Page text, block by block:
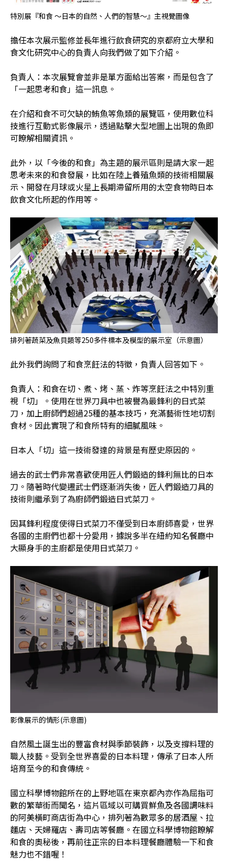
特別展『和食 ～日本的自然、人們的智慧～』主視覺圖像
擔任本次展示監修並長年進行飲食研究的京都府立大學和
食文化研究中心的負責人向我們做了如下介紹。
負責人：本次展覽會並非是單方面給出答案，而是包含了
「一起思考和食」這一訊息。
在介紹和食不可欠缺的鮪魚等魚類的展覽區，使用數位科
技進行互動式影像展示，透過點擊大型地圖上出現的魚即
可瞭解相關資訊。
此外，以「今後的和食」為主題的展示區則是請大家一起
思考未來的和食發展，比如在陸上養殖魚類的技術相關展
示、開發在月球或火星上長期滯留所用的太空食物時日本
飲食文化所起的作用等。
排列著蔬菜及魚貝類等250多件標本及模型的展示室（示意圖）
此外我們詢問了和食烹飪法的特徵，負責人回答如下。
負責人：和食在切、煮、烤、蒸、炸等烹飪法之中特別重
視「切」。使用在世界刀具中也被譽為最鋒利的日式菜
刀，加上廚師們超過25種的基本技巧，充滿藝術性地切割
食材。因此實現了和食所特有的細膩風味。
日本人「切」這一技術發達的背景是有歷史原因的。
過去的武士們非常喜歡使用匠人們鍛造的鋒利無比的日本
刀。隨著時代變遷武士們逐漸消失後，匠人們鍛造刀具的
技術則繼承到了為廚師們鍛造日式菜刀。
因其鋒利程度使得日式菜刀不僅受到日本廚師喜愛，世界
各國的主廚們也都十分愛用，據說多半在紐約知名餐廳中
大顯身手的主廚都是使用日式菜刀。
影像展示的情形(示意圖)
自然風土誕生出的豐富食材與季節裝飾，以及支撐料理的
職人技藝。受到全世界喜愛的日本料理，傳承了日本人所
培育至今的和食傳統。
國立科學博物館所在的上野地區在東京都內亦作為屈指可
數的繁華街而聞名，這片區域以可購買鮮魚及各國調味料
的阿美橫町商店街為中心，排列著為數眾多的居酒屋、拉
麵店、天婦羅店、壽司店等餐廳。在國立科學博物館瞭解
和食的奧秘後，再前往正宗的日本料理餐廳體驗一下和食
魅力也不錯喔！